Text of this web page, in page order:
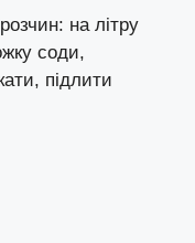
на літру
соди,
підлити